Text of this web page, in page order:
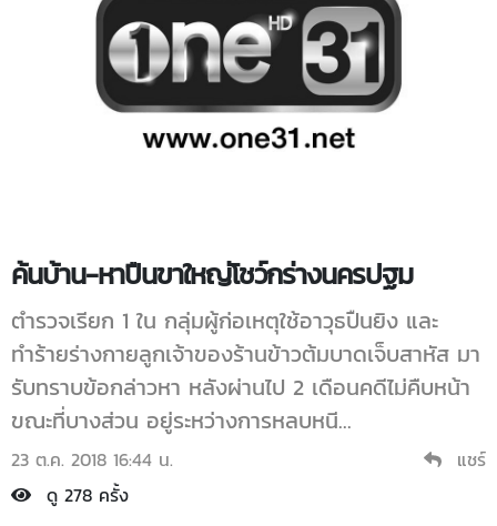
ค้นบ้าน-หาปืนขาใหญ่โชว์กร่างนครปฐม
ตำรวจเรียก 1 ใน กลุ่มผู้ก่อเหตุใช้อาวุธปืนยิง และ
ทำร้ายร่างกายลูกเจ้าของร้านข้าวต้มบาดเจ็บสาหัส มา
รับทราบข้อกล่าวหา หลังผ่านไป 2 เดือนคดีไม่คืบหน้า
ขณะที่บางส่วน อยู่ระหว่างการหลบหนี...
23 ต.ค. 2018 16:44 น.
แชร์
ดู 278 ครั้ง